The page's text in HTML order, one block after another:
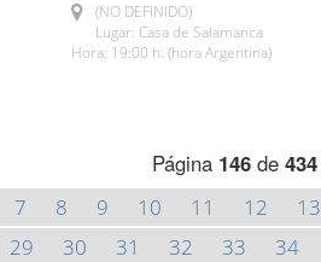
(NO DEFINIDO)
Lugar: Casa de Salamanca
Hora: 19:00 h. (hora Argentina)
Página 146de 434
7 8 9 10 11 12 13
29 30 31 32 33 34